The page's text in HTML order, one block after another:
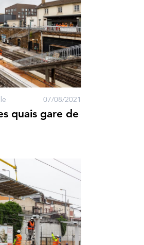
07/08/2021
quais gare de